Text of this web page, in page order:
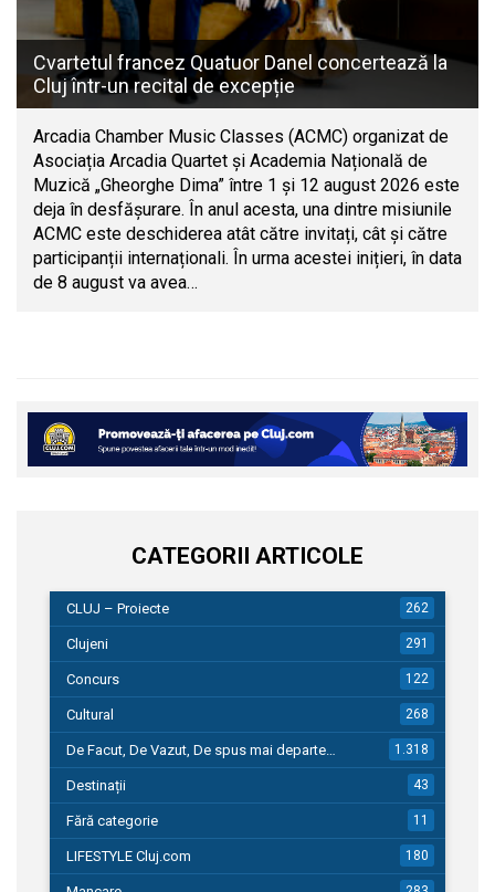
Cvartetul francez Quatuor Danel concertează la
Cluj într-un recital de excepție
Arcadia Chamber Music Classes (ACMC) organizat de
Asociația Arcadia Quartet și Academia Națională de
Muzică „Gheorghe Dima” între 1 și 12 august 2026 este
deja în desfășurare. În anul acesta, una dintre misiunile
ACMC este deschiderea atât către invitați, cât și către
participanții internaționali. În urma acestei inițieri, în data
de 8 august va avea…
CATEGORII ARTICOLE
CLUJ – Proiecte 262
Clujeni 291
Concurs 122
Cultural 268
De Facut, De Vazut, De spus mai departe… 1.318
Destinații 43
Fără categorie 11
LIFESTYLE Cluj.com 180